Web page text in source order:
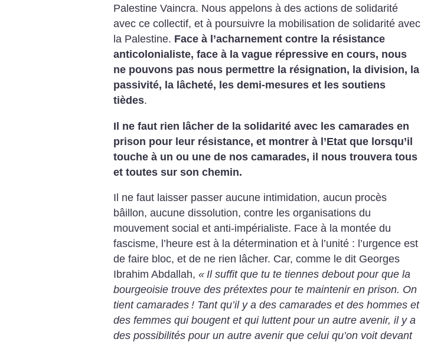
Palestine Vaincra. Nous appelons à des actions de solidarité
avec ce collectif, et à poursuivre la mobilisation de solidarité avec
la Palestine. Face à l’acharnement contre la résistance
anticolonialiste, face à la vague répressive en cours, nous
ne pouvons pas nous permettre la résignation, la division, la
passivité, la lâcheté, les demi-mesures et les soutiens
tièdes.
Il ne faut rien lâcher de la solidarité avec les camarades en
prison pour leur résistance, et montrer à l’Etat que lorsqu’il
touche à un ou une de nos camarades, il nous trouvera tous
et toutes sur son chemin.
Il ne faut laisser passer aucune intimidation, aucun procès
bâillon, aucune dissolution, contre les organisations du
mouvement social et anti-impérialiste. Face à la montée du
fascisme, l’heure est à la détermination et à l’unité : l’urgence est
de faire bloc, et de ne rien lâcher. Car, comme le dit Georges
Ibrahim Abdallah, « Il suffit que tu te tiennes debout pour que la
bourgeoisie trouve des prétextes pour te maintenir en prison. On
tient camarades ! Tant qu’il y a des camarades et des hommes et
des femmes qui bougent et qui luttent pour un autre avenir, il y a
des possibilités pour un autre avenir que celui qu’on voit devant